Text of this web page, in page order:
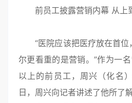
前员工披露营销内幕 从上
“医院应该把医疗放在首位
尔更看重的是营销。”作为一
以上的前员工，周兴（化名
日，周兴向记者讲述了他所了解